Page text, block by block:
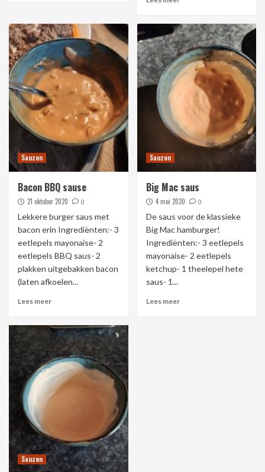
Sauzen
Bacon BBQ sause
21 oktober 2020 0
Lekkere burger saus met
bacon erin Ingrediënten:- 3
eetlepels mayonaise- 2
eetlepels BBQ saus- 2
plakken uitgebakken bacon
(laten afkoelen...
Lees meer
Sauzen
Big Mac saus
4 mei 2020 0
De saus voor de klassieke
Big Mac hamburger!
Ingrediënten:- 3 eetlepels
mayonaise- 2 eetlepels
ketchup- 1 theelepel hete
saus- 1...
Lees meer
Sauzen